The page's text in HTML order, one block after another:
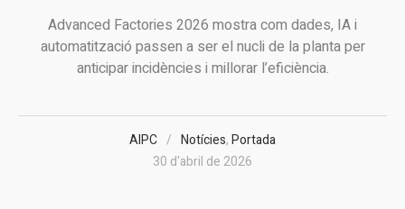
Advanced Factories 2026 mostra com dades, IA i
automatització passen a ser el nucli de la planta per
anticipar incidències i millorar l’eficiència.
AIPC Notícies,Portada
30 d'abril de 2026